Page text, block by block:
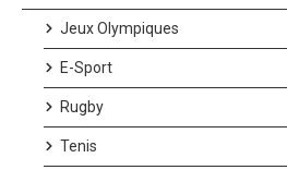
Jeux Olympiques
E-Sport
Rugby
Tenis